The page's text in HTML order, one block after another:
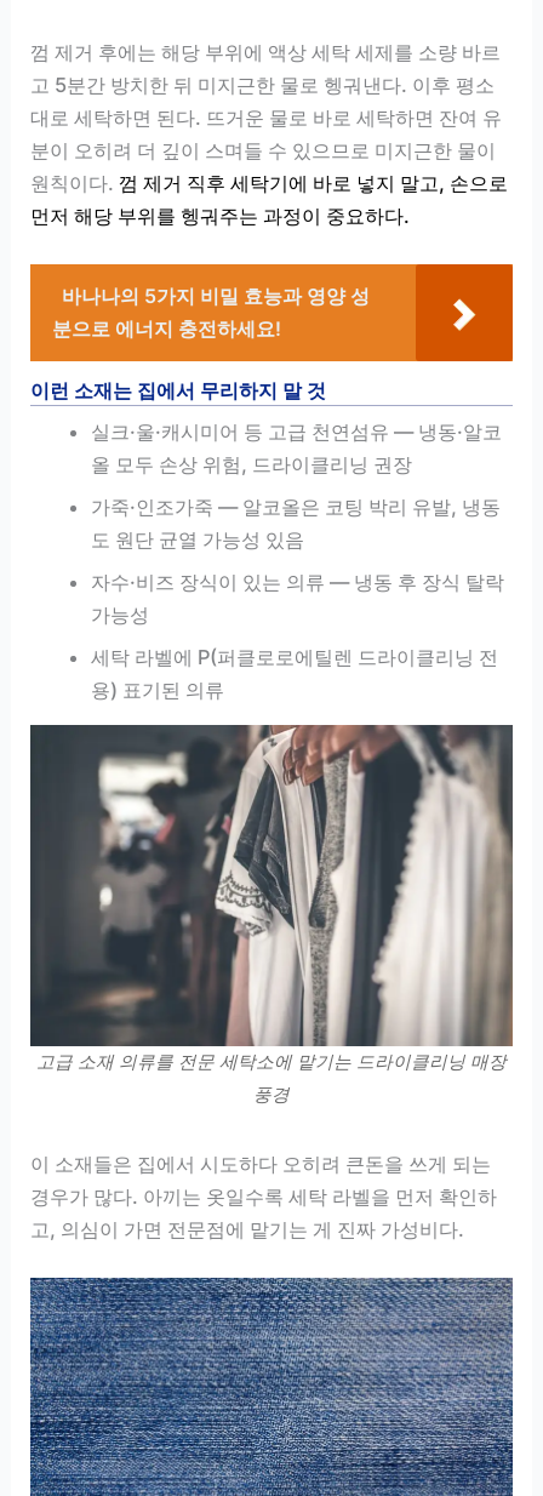
껌 제거 후에는 해당 부위에 액상 세탁 세제를 소량 바르
고 5분간 방치한 뒤 미지근한 물로 헹궈낸다. 이후 평소
대로 세탁하면 된다. 뜨거운 물로 바로 세탁하면 잔여 유
분이 오히려 더 깊이 스며들 수 있으므로 미지근한 물이
원칙이다.껌 제거 직후 세탁기에 바로 넣지 말고, 손으로
먼저 해당 부위를 헹궈주는 과정이 중요하다.
바나나의 5가지 비밀 효능과 영양 성
분으로 에너지 충전하세요!
이런 소재는 집에서 무리하지 말 것
실크·울·캐시미어 등 고급 천연섬유 — 냉동·알코
올 모두 손상 위험, 드라이클리닝 권장
가죽·인조가죽 — 알코올은 코팅 박리 유발, 냉동
도 원단 균열 가능성 있음
자수·비즈 장식이 있는 의류 — 냉동 후 장식 탈락
가능성
세탁 라벨에 P(퍼클로로에틸렌 드라이클리닝 전
용) 표기된 의류
고급 소재 의류를 전문 세탁소에 맡기는 드라이클리닝 매장
풍경
이 소재들은 집에서 시도하다 오히려 큰돈을 쓰게 되는
경우가 많다. 아끼는 옷일수록 세탁 라벨을 먼저 확인하
고, 의심이 가면 전문점에 맡기는 게 진짜 가성비다.